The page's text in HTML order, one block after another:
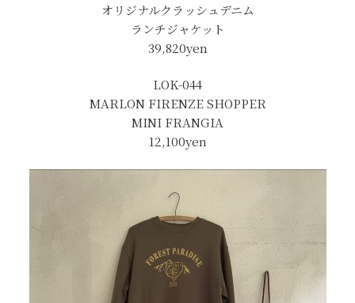
オリジナルクラッシュデニム
ランチジャケット
39,820yen
LOK-044
MARLON FIRENZE SHOPPER
MINI FRANGIA
12,100yen